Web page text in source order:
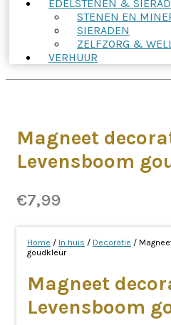
EDELSTENEN &
STENEN EN
SIERADEN
ZELFZORG &
VERHUUR
Magneet
Levensboom
€7,99
Home / In huis / Decoratie /
goudkleur
Magneet
Levensboom